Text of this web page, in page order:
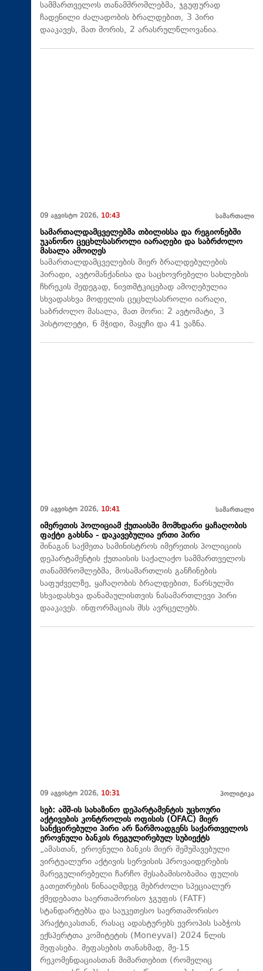
სამმართველოს თანამშრომლებმა, ჯგუფურად
ჩადენილი ძალადობის ბრალდებით, 3 პირი
დააკავეს, მათ შორის, 2 არასრულწლოვანია.
09 აგვისტო 2026, 10:43 სამართალი
სამართალდამცველებმა თბილისსა და რეგიონებში
უკანონო ცეცხლსასროლი იარაღები და საბრძოლო
მასალა ამოიღეს
სამართალდამცველების მიერ ბრალდებულების
პირადი, ავტომანქანისა და საცხოვრებელი სახლების
ჩხრეკის შედეგად, ნივთმტკიცებად ამოღებულია
სხვადასხვა მოდელის ცეცხლსასროლი იარაღი,
საბრძოლო მასალა, მათ შორი: 2 ავტომატი, 3
პისტოლეტი, 6 მჭიდი, მაყუჩი და 41 ვაზნა.
09 აგვისტო 2026, 10:41 სამართალი
იმერეთის პოლიციამ ქუთაისში მომხდარი ყაჩაღობის
ფაქტი გახსნა - დაკავებულია ერთი პირი
შინაგან საქმეთა სამინისტროს იმერეთის პოლიციის
დეპარტამენტის ქუთაისის საქალაქო სამმართველოს
თანამშრომლებმა, მოსამართლის განჩინების
საფუძველზე, ყაჩაღობის ბრალდებით, წარსულში
სხვადასხვა დანაშაულისთვის ნასამართლევი პირი
დააკავეს. ინფორმაციას შსს ავრცელებს.
09 აგვისტო 2026, 10:31 პოლიტიკა
სებ: აშშ-ის სახაზინო დეპარტამენტის უცხოური
აქტივების კონტროლის ოფისის (OFAC) მიერ
სანქცირებული პირი არ წარმოადგენს საქართველოს
ეროვნული ბანკის რეგულირებულ სუბიექტს
„ამასთან, ეროვნული ბანკის მიერ შემუშავებული
ვირტუალური აქტივის სერვისის პროვაიდერების
მარეგულირებელი ჩარჩო შესაბამისობაშია ფულის
გათეთრების წინააღმდეგ მებრძოლი სპეციალურ
ქმედებათა საერთაშორისო ჯგუფის (FATF)
სტანდარტებსა და საუკეთესო საერთაშორისო
პრაქტიკასთან, რასაც ადასტურებს ევროპის საბჭოს
ექსპერტთა კომიტეტის (Moneyval) 2024 წლის
შეფასება. შეფასების თანახმად, მე-15
რეკომენდაციასთან მიმართებით (რომელიც